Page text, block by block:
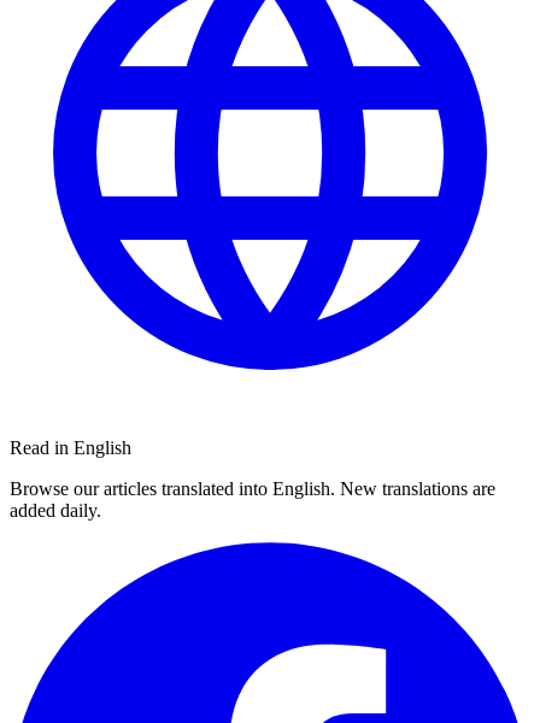
Read in English
Browse our articles translated into English. New translations are
added daily.